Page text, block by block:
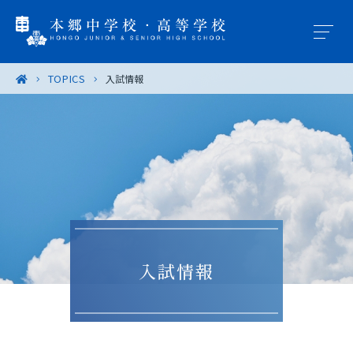
学園概要
入試案内
進路・進学
TOPICS 入試情報
入試情報